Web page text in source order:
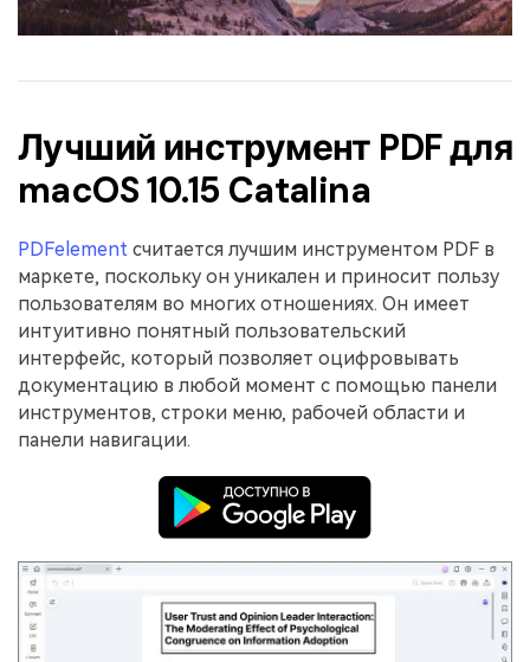
Лучший инструмент PDF для
macOS 10.15 Catalina
PDFelement считается лучшим инструментом PDF в
маркете, поскольку он уникален и приносит пользу
пользователям во многих отношениях. Он имеет
интуитивно понятный пользовательский
интерфейс, который позволяет оцифровывать
документацию в любой момент с помощью панели
инструментов, строки меню, рабочей области и
панели навигации.